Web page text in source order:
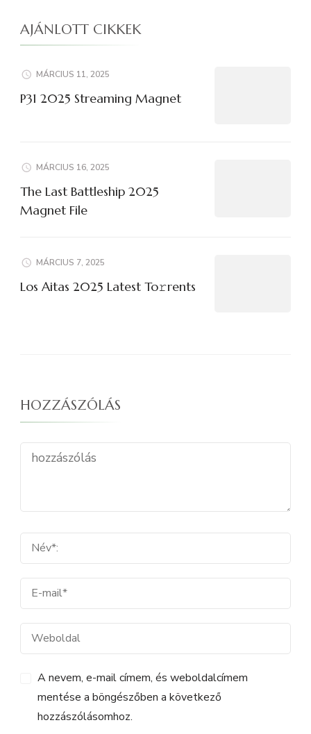
AJÁNLOTT CIKKEK
MÁRCIUS 11, 2025
P31 2025 Streaming Magnet
MÁRCIUS 16, 2025
The Last Battleship 2025
Magnet File
MÁRCIUS 7, 2025
Los Aitas 2025 Latest To𝚛rents
HOZZÁSZÓLÁS
A nevem, e-mail címem, és weboldalcímem
mentése a böngészőben a következő
hozzászólásomhoz.